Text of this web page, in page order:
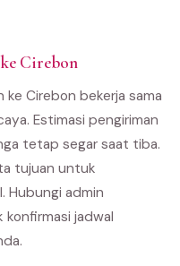
Cirebon
ke Cirebon bekerja sama
Estimasi pengiriman
tetap segar saat tiba.
tujuan untuk
Hubungi admin
jadwal